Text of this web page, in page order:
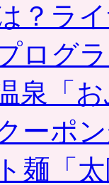
？ラ
ログ
泉「
ーポ
麺「